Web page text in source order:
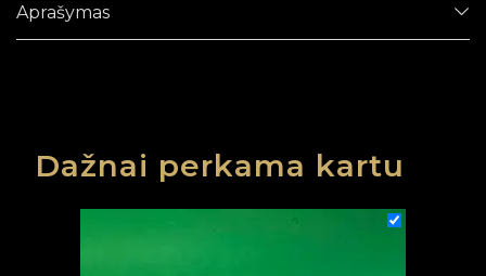
Aprašymas
Dažnai perkama kartu